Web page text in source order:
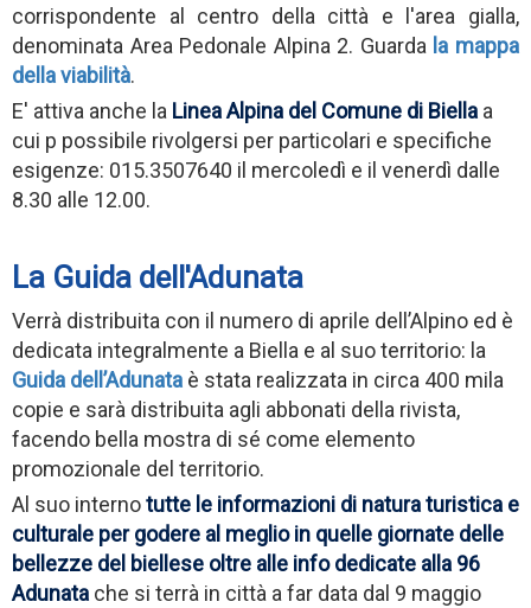
corrispondente al centro della città e l'area gialla,
denominata Area Pedonale Alpina 2. Guarda la mappa
della viabilità.
E' attiva anche la Linea Alpina del Comune di Biella a
cui p possibile rivolgersi per particolari e specifiche
esigenze: 015.3507640 il mercoledì e il venerdì dalle
8.30 alle 12.00.
La Guida dell'Adunata
Verrà distribuita con il numero di aprile dell’Alpino ed è
dedicata integralmente a Biella e al suo territorio: la
Guida dell’Adunata è stata realizzata in circa 400 mila
copie e sarà distribuita agli abbonati della rivista,
facendo bella mostra di sé come elemento
promozionale del territorio.
Al suo internotutte le informazioni di natura turistica e
culturale per godere al meglio in quelle giornate delle
bellezze del biellese oltre alle info dedicate alla 96
Adunata che si terrà in città a far data dal 9 maggio